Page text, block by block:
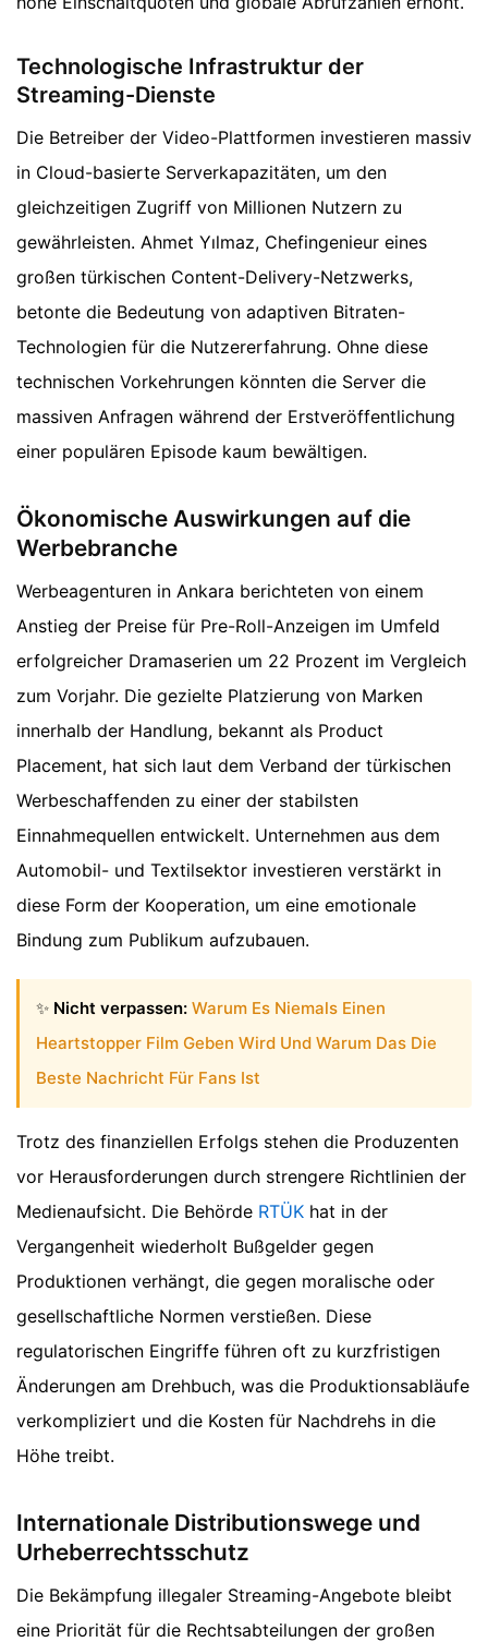
Technologische Infrastruktur der
Streaming-Dienste
Die Betreiber der Video-Plattformen investieren massiv
in Cloud-basierte Serverkapazitäten, um den
gleichzeitigen Zugriff von Millionen Nutzern zu
gewährleisten. Ahmet Yılmaz, Chefingenieur eines
großen türkischen Content-Delivery-Netzwerks,
betonte die Bedeutung von adaptiven Bitraten-
Technologien für die Nutzererfahrung. Ohne diese
technischen Vorkehrungen könnten die Server die
massiven Anfragen während der Erstveröffentlichung
einer populären Episode kaum bewältigen.
Ökonomische Auswirkungen auf die
Werbebranche
Werbeagenturen in Ankara berichteten von einem
Anstieg der Preise für Pre-Roll-Anzeigen im Umfeld
erfolgreicher Dramaserien um 22 Prozent im Vergleich
zum Vorjahr. Die gezielte Platzierung von Marken
innerhalb der Handlung, bekannt als Product
Placement, hat sich laut dem Verband der türkischen
Werbeschaffenden zu einer der stabilsten
Einnahmequellen entwickelt. Unternehmen aus dem
Automobil- und Textilsektor investieren verstärkt in
diese Form der Kooperation, um eine emotionale
Bindung zum Publikum aufzubauen.
✨ Nicht verpassen: Warum Es Niemals Einen
Heartstopper Film Geben Wird Und Warum Das Die
Beste Nachricht Für Fans Ist
Trotz des finanziellen Erfolgs stehen die Produzenten
vor Herausforderungen durch strengere Richtlinien der
Medienaufsicht. Die Behörde RTÜK hat in der
Vergangenheit wiederholt Bußgelder gegen
Produktionen verhängt, die gegen moralische oder
gesellschaftliche Normen verstießen. Diese
regulatorischen Eingriffe führen oft zu kurzfristigen
Änderungen am Drehbuch, was die Produktionsabläufe
verkompliziert und die Kosten für Nachdrehs in die
Höhe treibt.
Internationale Distributionswege und
Urheberrechtsschutz
Die Bekämpfung illegaler Streaming-Angebote bleibt
eine Priorität für die Rechtsabteilungen der großen